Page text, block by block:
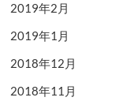
2019年2月
2019年1月
2018年12月
2018年11月